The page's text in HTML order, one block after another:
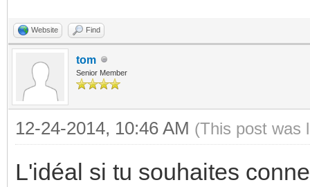
Website Find
tom
Senior Member
12-24-2014, 10:46 AM (This post was
L'idéal si tu souhaites